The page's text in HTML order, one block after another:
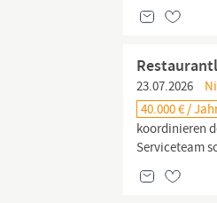
23.07.2026
40.000 € /
koordinieren
Serviceteam